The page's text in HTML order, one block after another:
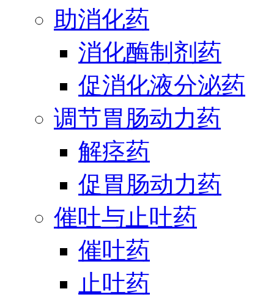
助消化药
消化酶制剂药
促消化液分泌药
调节胃肠动力药
解痉药
促胃肠动力药
催吐与止吐药
催吐药
止吐药